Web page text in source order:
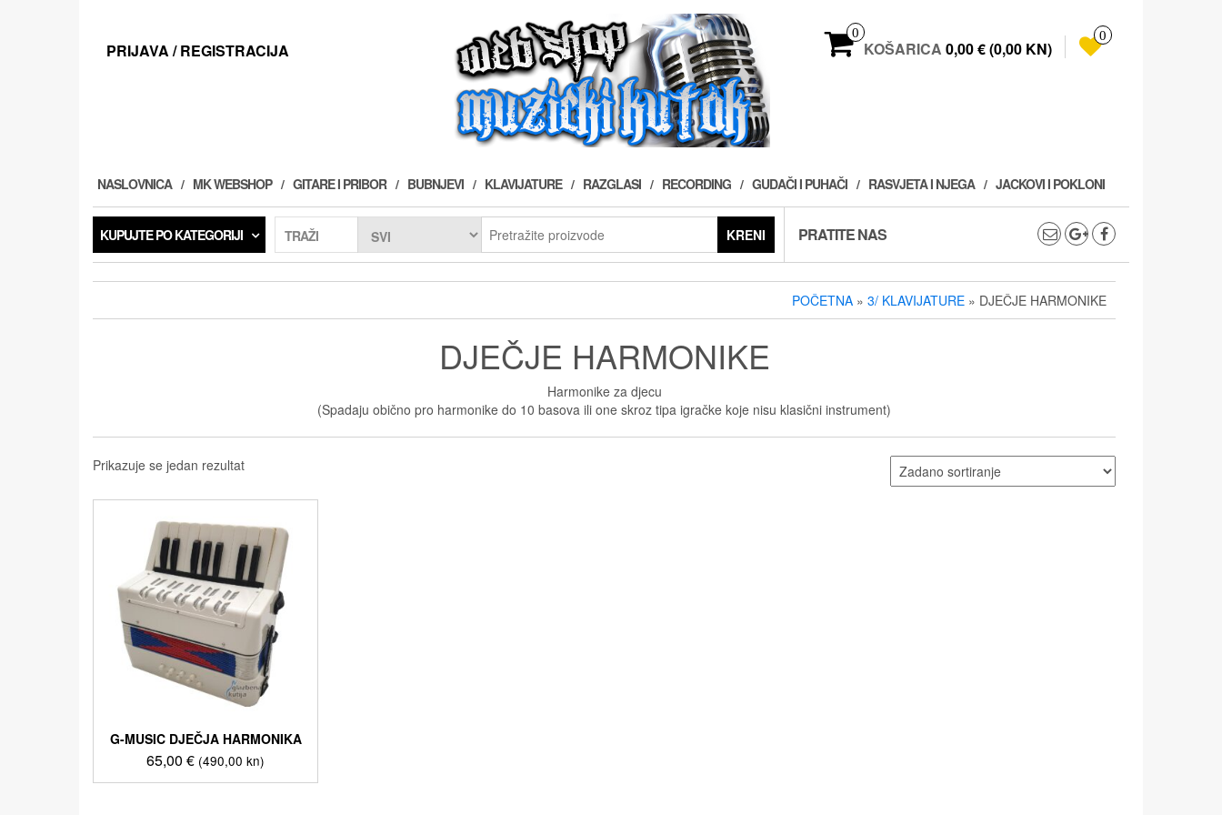
PRIJAVA / REGISTRACIJA
0
KOŠARICA 0,00 € (0,00 KN)
0
NASLOVNICA MK WEBSHOP GITARE I PRIBOR BUBNJEVI KLAVIJATURE RAZGLASI RECORDING GUDAČI I PUHAČI RASVJETA I NJEGA JACKOVI I POKLONI
KUPUJTE PO KATEGORIJI TRAŽI KRENI PRATITE NAS
POČETNA » 3/ KLAVIJATURE » DJEČJE HARMONIKE
DJEČJE HARMONIKE
Harmonike za djecu
(Spadaju obično pro harmonike do 10 basova ili one skroz tipa igračke koje nisu klasični instrument)
Prikazuje se jedan rezultat
G-MUSIC DJEČJA HARMONIKA
65,00€ (490,00 kn)